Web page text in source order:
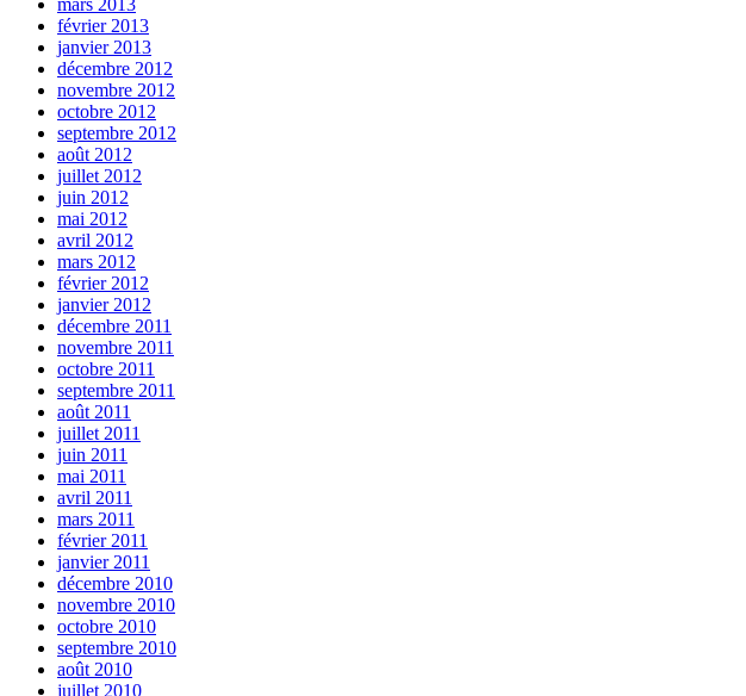
février 2013
janvier 2013
décembre 2012
novembre 2012
octobre 2012
septembre 2012
août 2012
juillet 2012
juin 2012
mai 2012
avril 2012
mars 2012
février 2012
janvier 2012
décembre 2011
novembre 2011
octobre 2011
septembre 2011
août 2011
juillet 2011
juin 2011
mai 2011
avril 2011
mars 2011
février 2011
janvier 2011
décembre 2010
novembre 2010
octobre 2010
septembre 2010
août 2010
juillet 2010